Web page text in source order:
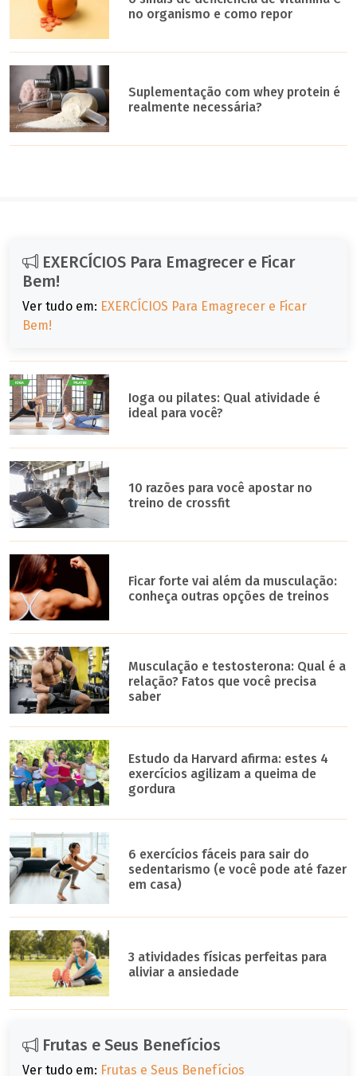
no organismo e como repor
Suplementação com whey protein é
realmente necessária?
EXERCÍCIOS Para Emagrecer e Ficar
Bem!
Ver tudo em: EXERCÍCIOS Para Emagrecer e Ficar
Bem!
Ioga ou pilates: Qual atividade é
ideal para você?
10 razões para você apostar no
treino de crossfit
Ficar forte vai além da musculação:
conheça outras opções de treinos
Musculação e testosterona: Qual é a
relação? Fatos que você precisa
saber
Estudo da Harvard afirma: estes 4
exercícios agilizam a queima de
gordura
6 exercícios fáceis para sair do
sedentarismo (e você pode até fazer
em casa)
3 atividades físicas perfeitas para
aliviar a ansiedade
Frutas e Seus Benefícios
Ver tudo em: Frutas e Seus Benefícios